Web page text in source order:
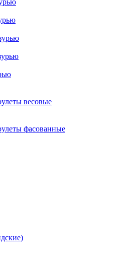
весовые
фасованные